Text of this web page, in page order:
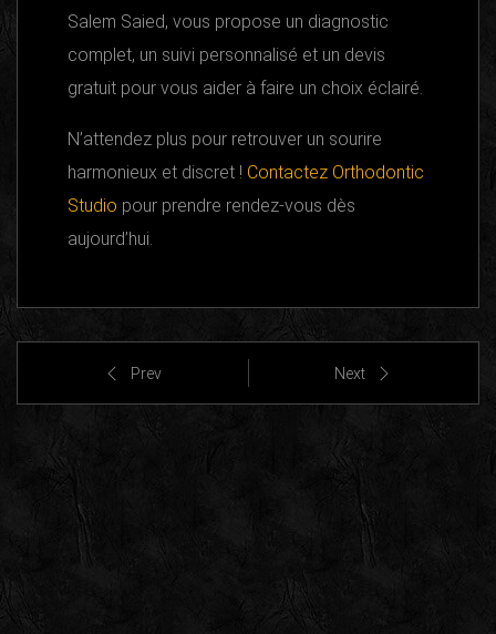
Salem Saied, vous propose un diagnostic
complet, un suivi personnalisé et un devis
gratuit pour vous aider à faire un choix éclairé.
N’attendez plus pour retrouver un sourire
harmonieux et discret ! Contactez Orthodontic
Studio pour prendre rendez-vous dès
aujourd’hui.
Prev Next